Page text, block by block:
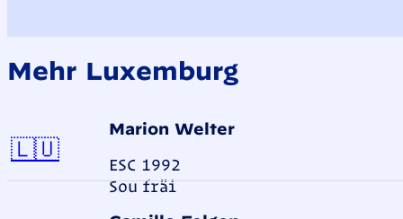
Mehr Luxemburg
Marion Welter
ESC 1992
Sou fräi
🇱🇺Luxemburg